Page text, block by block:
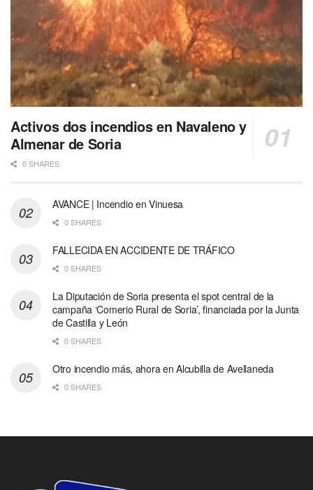
Activos dos incendios en Navaleno y
Almenar de Soria
0 SHARES
AVANCE | Incendio en Vinuesa
0 SHARES
FALLECIDA EN ACCIDENTE DE TRÁFICO
0 SHARES
La Diputación de Soria presenta el spot central de la
campaña ‘Comerio Rural de Soria’, financiada por la Junta
de Castilla y León
0 SHARES
Otro incendio más, ahora en Alcubilla de Avellaneda
0 SHARES